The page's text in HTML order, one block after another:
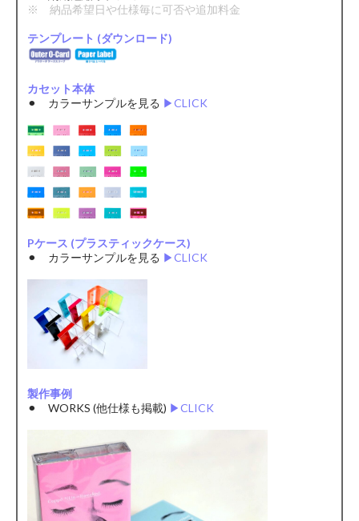
※ 納品希望日や仕様毎に可否や追加料金
テンプレート (ダウンロード)
カセット本体
⚫︎ カラーサンプルを見る ▶︎CLICK
Pケース (プラスティックケース)
⚫︎ カラーサンプルを見る ▶︎CLICK
製作事例
⚫︎ WORKS (他仕様も掲載) ▶︎CLICK